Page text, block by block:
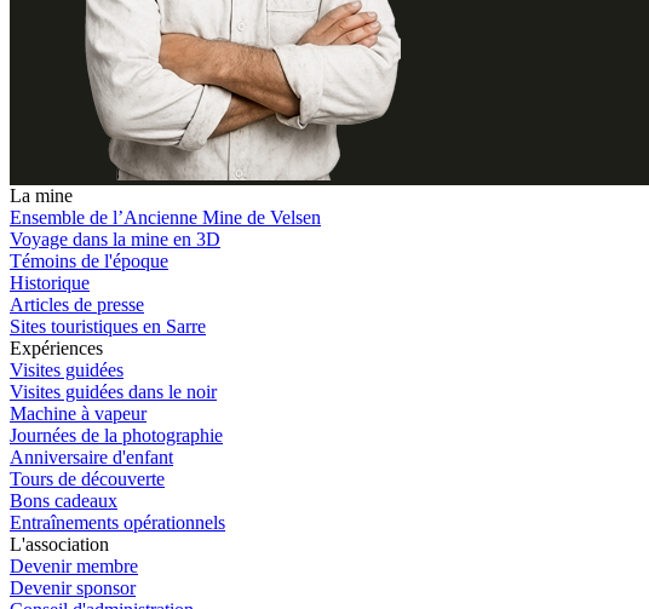
La mine
Ensemble de l’Ancienne Mine de Velsen
Voyage dans la mine en 3D
Témoins de l'époque
Historique
Articles de presse
Sites touristiques en Sarre
Expériences
Visites guidées
Visites guidées dans le noir
Machine à vapeur
Journées de la photographie
Anniversaire d'enfant
Tours de découverte
Bons cadeaux
Entraînements opérationnels
L'association
Devenir membre
Devenir sponsor